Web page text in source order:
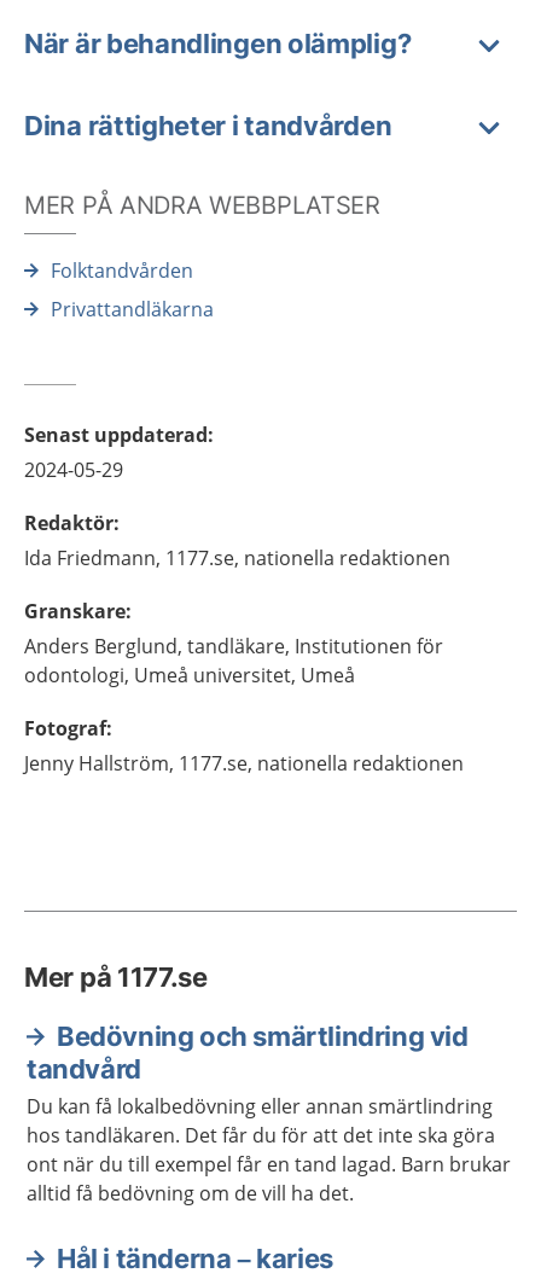
När är behandlingen olämplig?
Dina rättigheter i tandvården
MER PÅ ANDRA WEBBPLATSER
Folktandvården
Privattandläkarna
Senast uppdaterad:
2024-05-29
Redaktör:
Ida Friedmann, 1177.se, nationella redaktionen
Granskare:
Anders Berglund, tandläkare, Institutionen för
odontologi, Umeå universitet, Umeå
Fotograf:
Jenny Hallström, 1177.se, nationella redaktionen
Mer på 1177.se
Bedövning och smärtlindring vid
tandvård
Du kan få lokalbedövning eller annan smärtlindring
hos tandläkaren. Det får du för att det inte ska göra
ont när du till exempel får en tand lagad. Barn brukar
alltid få bedövning om de vill ha det.
Hål i tänderna – karies